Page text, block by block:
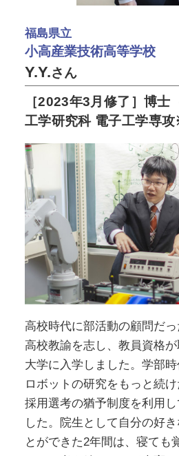
福島県立
小高産業技術高等学校
Y.Y.さん
［2023年3月修了］博士
工学研究科 電子工学専
高校時代に部活動の顧問だ
高校教諭を志し、教員資格
大学に入学しました。学部
ロボットの研究をもっと続
採用選考の猶予制度を利用
した。院生として自分の好
とができた2年間は、寝ても